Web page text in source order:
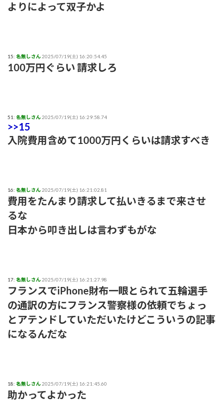
よりによって双子かよ
15: 名無しさん2025/07/19(土) 16:20:54.45
100万円ぐらい 請求しろ
51: 名無しさん2025/07/19(土) 16:29:58.74
>>15
入院費用含めて1000万円くらいは請求すべき
16: 名無しさん2025/07/19(土) 16:21:02.81
費用をたんまり請求して払いきるまで来させ
るな
日本から叩き出しは言わずもがな
17: 名無しさん2025/07/19(土) 16:21:27.98
フランスでiPhone財布一眼とられて五輪選手
の通訳の方にフランス警察様の依頼でちょっ
とアテンドしていただいたけどこういうの記事
になるんだな
18: 名無しさん2025/07/19(土) 16:21:45.60
助かってよかった